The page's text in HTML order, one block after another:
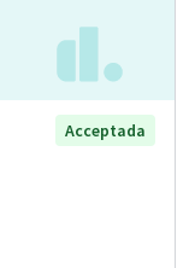
Acceptada